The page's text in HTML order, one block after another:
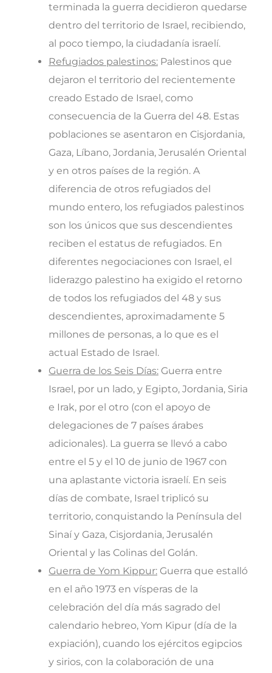
terminada la guerra decidieron quedarse
dentro del territorio de Israel, recibiendo,
al poco tiempo, la ciudadanía israelí.
Refugiados palestinos: Palestinos que
dejaron el territorio del recientemente
creado Estado de Israel, como
consecuencia de la Guerra del 48. Estas
poblaciones se asentaron en Cisjordania,
Gaza, Líbano, Jordania, Jerusalén Oriental
y en otros países de la región. A
diferencia de otros refugiados del
mundo entero, los refugiados palestinos
son los únicos que sus descendientes
reciben el estatus de refugiados. En
diferentes negociaciones con Israel, el
liderazgo palestino ha exigido el retorno
de todos los refugiados del 48 y sus
descendientes, aproximadamente 5
millones de personas, a lo que es el
actual Estado de Israel.
Guerra de los Seis Días: Guerra entre
Israel, por un lado, y Egipto, Jordania, Siria
e Irak, por el otro (con el apoyo de
delegaciones de 7 países árabes
adicionales). La guerra se llevó a cabo
entre el 5 y el 10 de junio de 1967 con
una aplastante victoria israelí. En seis
días de combate, Israel triplicó su
territorio, conquistando la Península del
Sinaí y Gaza, Cisjordania, Jerusalén
Oriental y las Colinas del Golán.
Guerra de Yom Kippur: Guerra que estalló
en el año 1973 en vísperas de la
celebración del día más sagrado del
calendario hebreo, Yom Kipur (día de la
expiación), cuando los ejércitos egipcios
y sirios, con la colaboración de una